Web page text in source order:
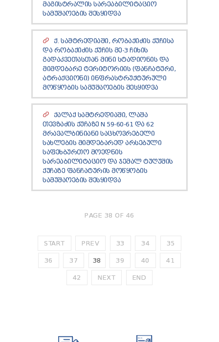
ᲛᲐᲒᲘᲡᲢᲠᲐᲚᲘᲡ ᲡᲐᲠᲔᲐᲑᲘᲚᲘᲢᲐᲪᲘᲝ
ᲡᲐᲛᲣᲨᲐᲝᲔᲑᲘᲡ ᲨᲔᲡᲧᲘᲓᲕᲐ
Ქ. ᲡᲐᲛᲢᲠᲔᲓᲘᲐᲨᲘ, ᲠᲝᲑᲐᲥᲘᲫᲘᲡ ᲥᲣᲩᲘᲡᲐ
ᲓᲐ ᲠᲝᲑᲐᲥᲘᲫᲘᲡ ᲥᲣᲩᲘᲡ ᲛᲔ-3 ᲩᲘᲮᲘᲡ
ᲒᲐᲓᲐᲙᲕᲔᲗᲐᲡᲗᲐᲜ ᲛᲘᲜᲘ ᲡᲢᲐᲓᲘᲝᲜᲘᲡ ᲓᲐ
ᲛᲘᲛᲓᲔᲑᲐᲠᲔ ᲢᲔᲠᲘᲢᲝᲠᲘᲘᲡ (ᲤᲐᲜᲩᲐᲢᲣᲠᲘ,
ᲐᲢᲠᲐᲥᲪᲘᲝᲜᲘ) ᲘᲜᲤᲠᲐᲡᲢᲠᲣᲥᲢᲣᲠᲣᲚᲘ
ᲛᲝᲬᲧᲝᲑᲘᲡ ᲡᲐᲛᲣᲨᲐᲝᲔᲑᲘᲡ ᲨᲔᲡᲧᲘᲓᲕᲐ
ᲥᲐᲚᲐᲥ ᲡᲐᲛᲢᲠᲔᲓᲘᲐᲨᲘ, ᲚᲐᲨᲐ
ᲗᲔᲕᲖᲐᲫᲘᲡ ᲥᲣᲩᲐᲖᲔ N 59-60-61 ᲓᲐ 62
ᲛᲠᲐᲕᲐᲚᲑᲘᲜᲘᲐᲜᲘ ᲡᲐᲪᲮᲝᲕᲠᲔᲑᲔᲚᲘ
ᲡᲐᲮᲚᲔᲑᲘᲡ ᲛᲘᲛᲓᲔᲑᲐᲠᲔᲓ ᲐᲠᲡᲔᲑᲣᲚᲘ
ᲡᲐᲤᲔᲮᲑᲣᲠᲗᲝ ᲛᲝᲔᲓᲜᲘᲡ
ᲡᲐᲠᲔᲐᲑᲘᲚᲘᲢᲐᲪᲘᲝ ᲓᲐ ᲯᲔᲛᲐᲚ ᲢᲣᲦᲣᲨᲘᲡ
ᲥᲣᲩᲐᲖᲔ ᲤᲐᲜᲩᲐᲢᲣᲠᲘᲡ ᲛᲝᲬᲧᲝᲑᲘᲡ
ᲡᲐᲛᲣᲨᲐᲝᲔᲑᲘᲡ ᲨᲔᲡᲧᲘᲓᲕᲐ
PAGE 38 OF 46
START PREV 33 34 35
36 37 38 39 40 41
42 NEXT END